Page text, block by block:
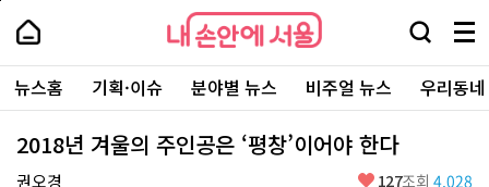
본
로
가
내
손
안
에
서
울
-
서
울
내
손
에
울
검
창
열
기
메
뉴
전
체
보
주
요
서
뉴스홈 기획·이슈 분야별 뉴스 비주얼 뉴스 우리동
2018년 겨울의 주인공은 ‘평창’이어야 한다
권오경 좋
127조회 4,028
페
상
단
로